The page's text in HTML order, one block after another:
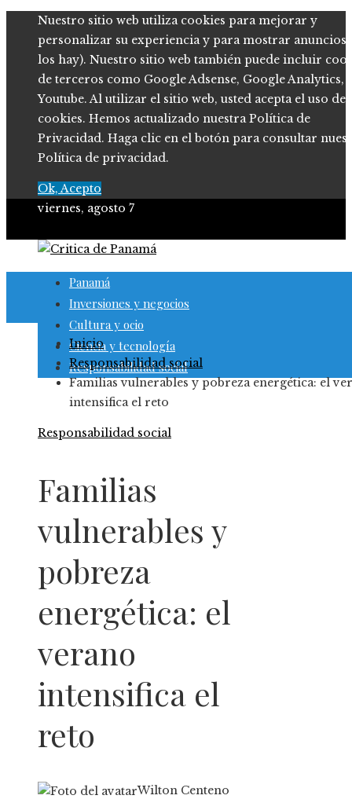
Nuestro sitio web utiliza cookies para mejorar y
personalizar su experiencia y para mostrar anuncios
los hay). Nuestro sitio web también puede incluir
de terceros como Google Adsense, Google Analytics,
Youtube. Al utilizar el sitio web, usted acepta el uso de
cookies. Hemos actualizado nuestra Política de
Privacidad. Haga clic en el botón para consultar
Política de privacidad.
Ok, Acepto
viernes, agosto 7
Panamá
Inversiones y negocios
Cultura y ocio
Ciencia y tecnología
Responsabilidad social
Inicio
Responsabilidad social
Familias vulnerables y pobreza energética: el
intensifica el reto
Responsabilidad social
Familias
vulnerables y
pobreza
energética: el
verano
intensifica el
reto
Wilton Centeno